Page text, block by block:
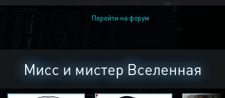
Перейти на форум
Мисс и мистер Вселенная